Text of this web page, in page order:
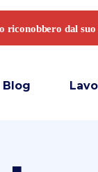
Blog